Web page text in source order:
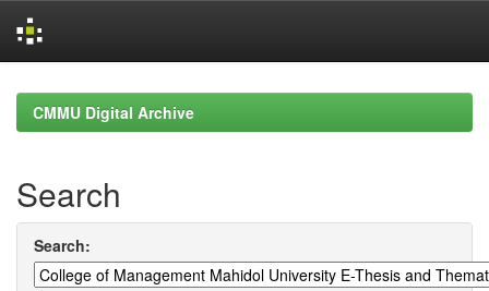
navigationCMMU Digital Archive
Search
Search: